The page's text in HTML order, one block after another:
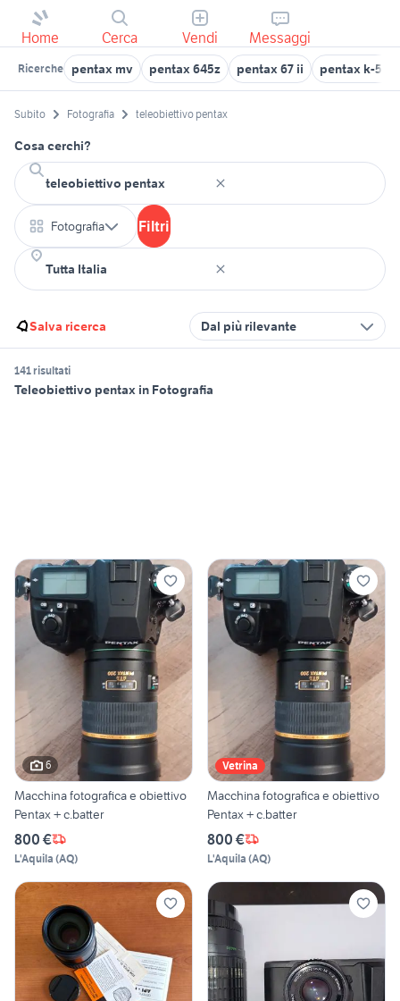
Home Cerca Vendi Messaggi
Ricerche pentax mv pentax 645z pentax 67 ii pentax k-50
Subito Fotografia teleobiettivo pentax
Cosa cerchi?
Fotografia Filtri
Salva ricerca Dal più rilevante
141 risultati
Teleobiettivo pentax in Fotografia
6
Macchina fotografica e obiettivo
Pentax + c.batter
800 €
L'Aquila (AQ)
Vetrina
Macchina fotografica e obiettivo
Pentax + c.batter
800 €
L'Aquila (AQ)